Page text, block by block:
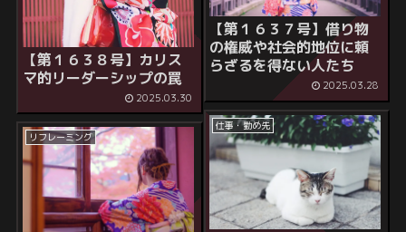
【第１６３８号】 カリス
マ的リーダーシップの罠
2025.03.30
【第１６３７号】 借り物
の権威や社会的地位に頼
らざるを得ない人たち
2025.03.28
仕事・勤め先
リフレーミング